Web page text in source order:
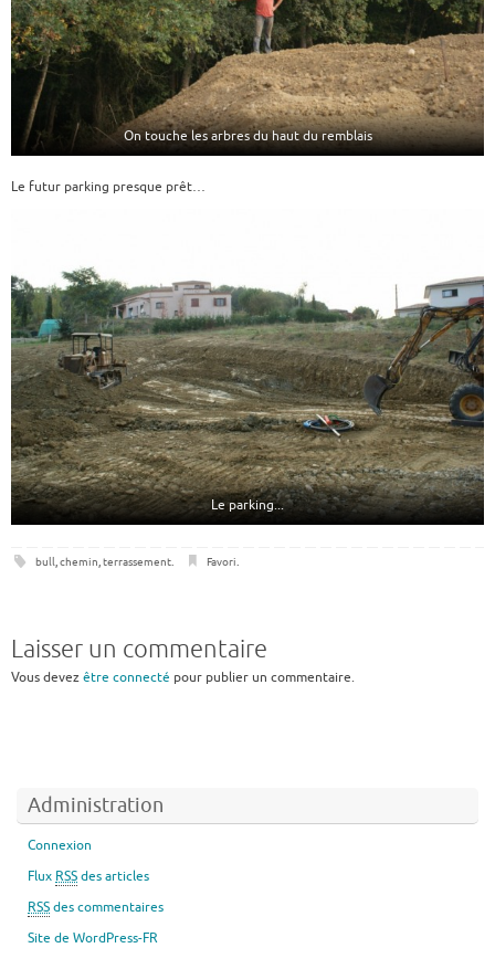
On touche les arbres du haut du remblais
Le futur parking presque prêt…
Le parking...
bull,chemin,terrassement. Favori.
Laisser un commentaire
Vous devezêtre connecté pour publier un commentaire.
Administration
Connexion
Flux RSSdes articles
RSSdes commentaires
Site de WordPress-FR